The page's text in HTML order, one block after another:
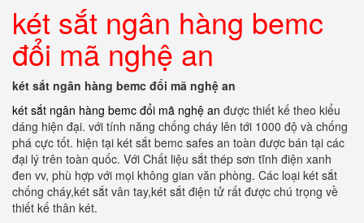
két sắt ngân hàng bemc
đổi mã nghệ an
két sắt ngân hàng bemc đổi mã nghệ an
két sắt ngân hàng bemc đổi mã nghệ an được thiết kế theo kiểu
dáng hiện đại. với tính năng chống cháy lên tới 1000 độ và chống
phá cực tốt. hiện tại két sắt bemc safes an toàn được bán tại các
đại lý trên toàn quốc. Với Chất liệu sắt thép sơn tĩnh điện xanh
đen vv, phù hợp với mọi không gian văn phòng. Các loại két sắt
chống cháy,két sắt vân tay,két sắt điện tử rất được chú trọng về
thiết kế thân két.